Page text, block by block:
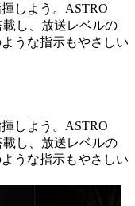
しよう。ASTRO
載し、放送レベルの
うな指示もやさしい
しよう。ASTRO
載し、放送レベルの
うな指示もやさしい